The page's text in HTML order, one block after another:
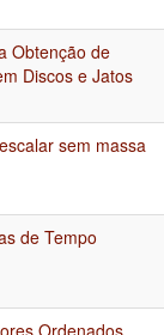
Obtenção de
Discos e Jatos
sem massa
de Tempo
Ordenados